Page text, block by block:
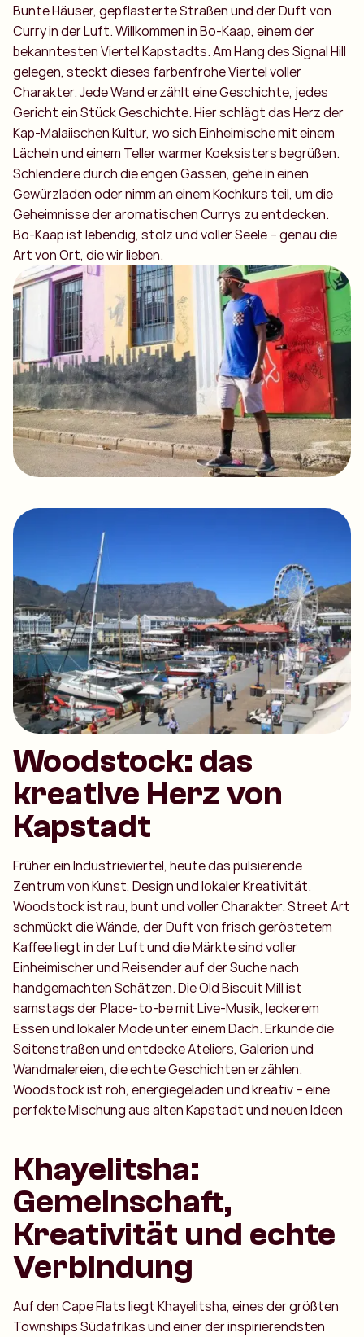
Bunte Häuser, gepflasterte Straßen und der Duft von
Curry in der Luft. Willkommen in Bo-Kaap, einem der
bekanntesten Viertel Kapstadts. Am Hang des Signal Hill
gelegen, steckt dieses farbenfrohe Viertel voller
Charakter. Jede Wand erzählt eine Geschichte, jedes
Gericht ein Stück Geschichte. Hier schlägt das Herz der
Kap-Malaiischen Kultur, wo sich Einheimische mit einem
Lächeln und einem Teller warmer Koeksisters begrüßen.
Schlendere durch die engen Gassen, gehe in einen
Gewürzladen oder nimm an einem Kochkurs teil, um die
Geheimnisse der aromatischen Currys zu entdecken.
Bo-Kaap ist lebendig, stolz und voller Seele – genau die
Art von Ort, die wir lieben.
Woodstock: das
kreative Herz von
Kapstadt
Früher ein Industrieviertel, heute das pulsierende
Zentrum von Kunst, Design und lokaler Kreativität.
Woodstock ist rau, bunt und voller Charakter. Street Art
schmückt die Wände, der Duft von frisch geröstetem
Kaffee liegt in der Luft und die Märkte sind voller
Einheimischer und Reisender auf der Suche nach
handgemachten Schätzen. Die Old Biscuit Mill ist
samstags der Place-to-be mit Live-Musik, leckerem
Essen und lokaler Mode unter einem Dach. Erkunde die
Seitenstraßen und entdecke Ateliers, Galerien und
Wandmalereien, die echte Geschichten erzählen.
Woodstock ist roh, energiegeladen und kreativ – eine
perfekte Mischung aus alten Kapstadt und neuen Ideen
Khayelitsha:
Gemeinschaft,
Kreativität und echte
Verbindung
Auf den Cape Flats liegt Khayelitsha, eines der größten
Townships Südafrikas und einer der inspirierendsten